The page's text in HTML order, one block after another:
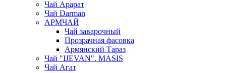
Чай Арарат
Чай Darman
АРМЧАЙ
Чай заварочный
Прозрачная фасовка
Армянский Тараз
Чай "IJEVAN". MASIS
Чай Агат